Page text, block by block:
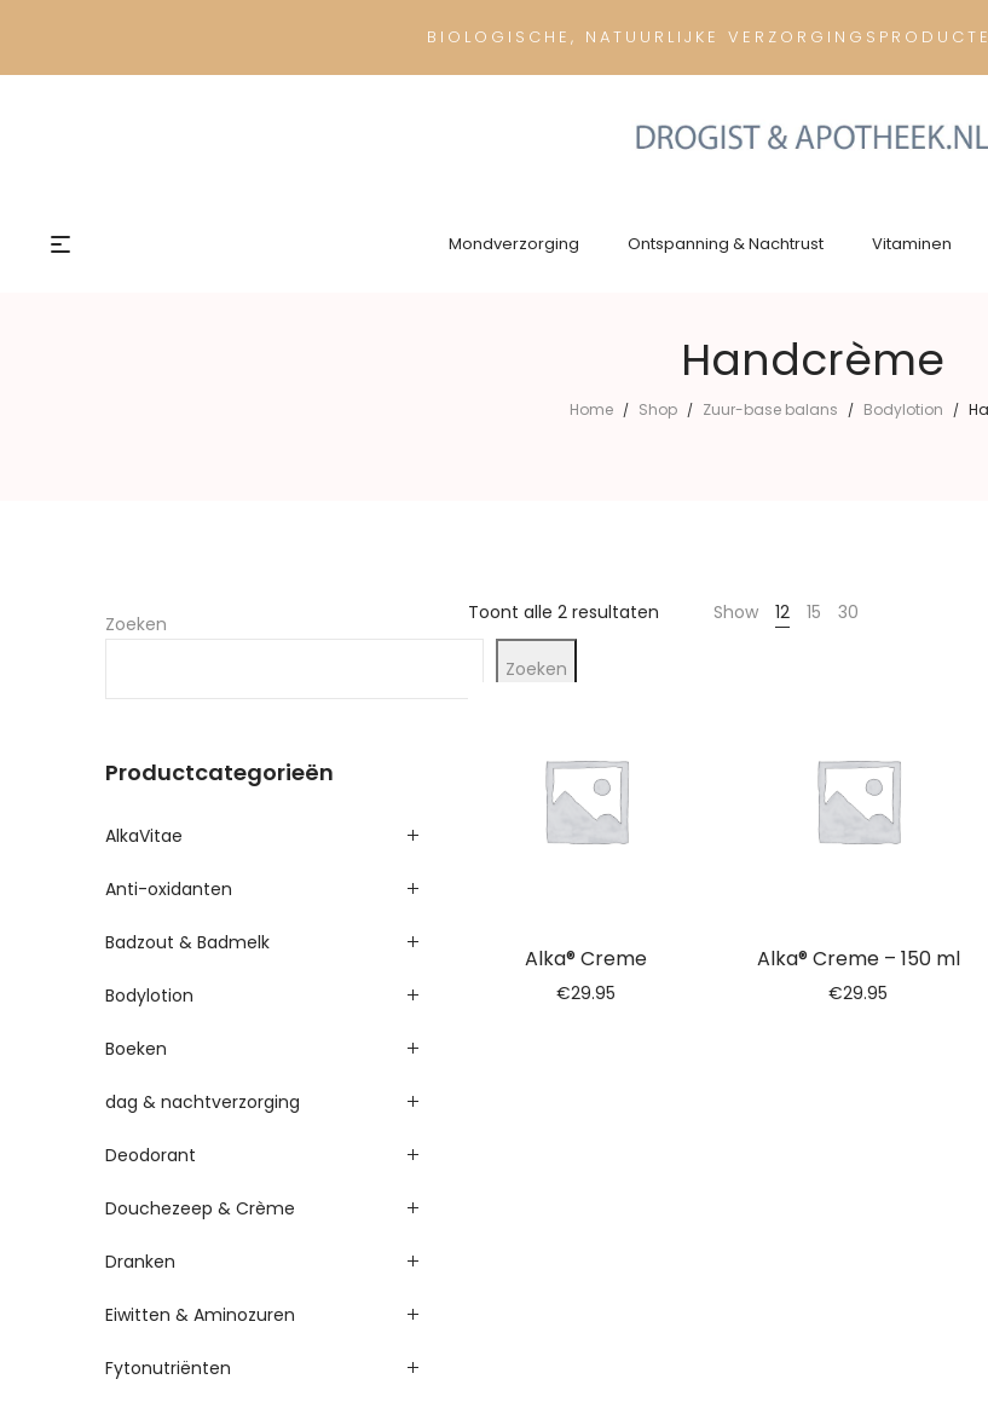
BIOLOGISCHE, NATUURLIJKE
Mondverzorging Ontspanning & Nachtrust Vitaminen
Handcrème
Home / Shop / Zuur-base balans / Bodylotion /
Toont alle 2 resultaten Show 12 15 30
Alka® Creme
€29.95
Alka® Creme – 150 ml
€29.95
Zoeken
Zoeken
Productcategorieën
AlkaVitae
Anti-oxidanten
Badzout & Badmelk
Bodylotion
Boeken
dag & nachtverzorging
Deodorant
Douchezeep & Crème
Dranken
Eiwitten & Aminozuren
Fytonutriënten